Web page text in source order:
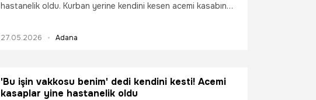
hastanelik oldu. Kurban yerine kendini kesen acemi kasabın
27.05.2026 Adana
'Bu işin vakkosu benim' dedi kendini kesti! Acemi
kasaplar yine hastanelik oldu